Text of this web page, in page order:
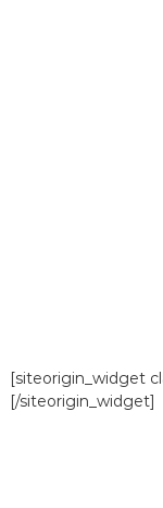
[siteorigin_widget
[/siteorigin_widget]